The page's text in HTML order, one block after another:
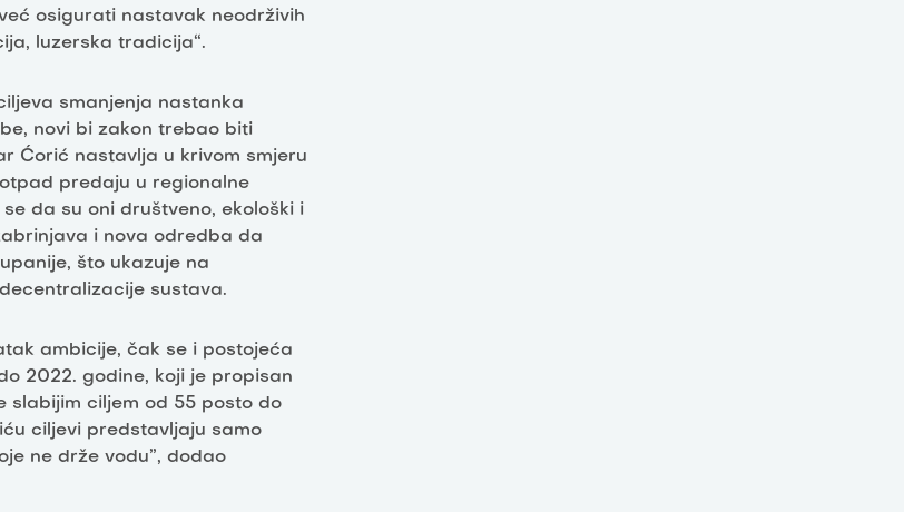
osigurati nastavak neodrživih
luzerska tradicija“.
smanjenja nastanka
novi bi zakon trebao biti
Ćorić nastavlja u krivom smjeru
predaju u regionalne
da su oni društveno, ekološki i
i nova odredba da
što ukazuje na
sustava.
ambicije, čak se i postojeća
2022. godine, koji je propisan
slabijim ciljem od 55 posto do
ciljevi predstavljaju samo
ne drže vodu”, dodao